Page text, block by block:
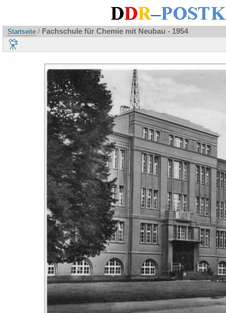
Startseite / Fachschule für Chemie mit Neubau - 1954